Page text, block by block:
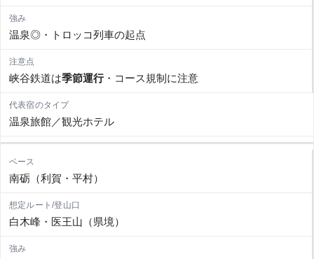
温泉◎・トロッコ列車の起点
峡谷鉄道は季節運行・コース規制に注意
温泉旅館／観光ホテル
南砺（利賀・平村）
白木峰・医王山（県境）